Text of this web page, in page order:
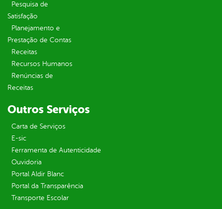
Pesquisa de
Satisfação
Planejamento e
Prestação de Contas
Receitas
Recursos Humanos
Renúncias de
Receitas
Outros Serviços
Carta de Serviços
E-sic
Ferramenta de Autenticidade
Ouvidoria
Portal Aldir Blanc
Portal da Transparência
Transporte Escolar